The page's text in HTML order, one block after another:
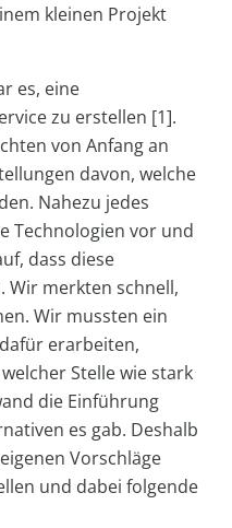
kleinen Projekt
es, eine
zu erstellen [1].
von Anfang an
davon, welche
Nahezu jedes
Technologien vor und
dass diese
Wir merkten schnell,
Wir mussten ein
erarbeiten,
Stelle wie stark
die Einführung
es gab. Deshalb
Vorschläge
und dabei folgende